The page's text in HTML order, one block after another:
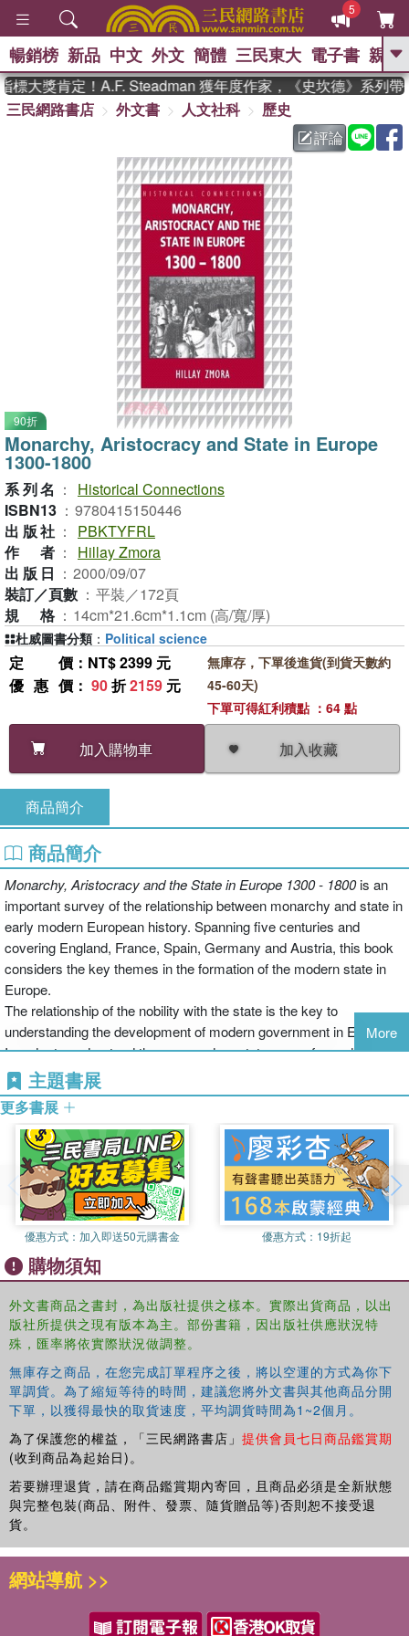
5
GO
熱搜： 東野圭吾 、
父親節 、 如果歷
暑期推薦 、 國際布克
獎 臺灣漫遊錄 、 方念華
登輝時代 、 數學女孩：黎曼猜想
偉大的迷走神經
暢銷榜 新品 中文 外文 簡體 三民東大 電子書 親子
大獎肯定！A.F. Steadman 獲年度作家，《史坎德》系列帶
三民網路書店
外文書 人文社科
歷史
評論
90折
Monarchy, Aristocracy and State in Europe
1300-1800
系列名 ：
Historical Connections
ISBN13 ： 9780415150446
出版社 ：
PBKTYFRL
作者 ：
Hillay Zmora
出版日 ： 2000/09/07
裝訂／頁數 ： 平裝／172頁
規格 ： 14cm*21.6cm*1.1cm (高/寬/厚)
定價 ：NT$ 2399 元
優惠價 ： 90折2159 元
加入購物車 加入收藏
無庫存，下單後進貨(到貨天數約
45-60天)
下單可得紅利積點 ：64 點
杜威圖書分類 ： Political science
商品簡介
商品簡介
Monarchy, Aristocracy and the State in Europe 1300 - 1800is an
important survey of the relationship between monarchy and state in
early modern European history. Spanning five centuries and
covering England, France, Spain, Germany and Austria, this book
considers the key themes in the formation of the modern state in
Europe.
The relationship of the nobility with the state is the key to
understanding the development of modern government in Europe.
In order to understand the way modern states were formed, this
book focusses on the implications of the incessant and costly wars
which European governments waged against each other, which
indeed propelled the modern state into being.
Monarchy, Aristocracy and the State in Europe 1300-1800 takes a
fascinating thematic approach, providing a useful survey of the
position and role of the nobility in the government of states in early
modern Europe.
More
主題書展
更多書展
優惠方式： 加入即送50元購書金 優惠方式： 19折起
購物須知
外文書商品之書封，為出版社提供之樣本。實際出貨商品，以出
版社所提供之現有版本為主。部份書籍，因出版社供應狀況特
殊，匯率將依實際狀況做調整。
無庫存之商品，在您完成訂單程序之後，將以空運的方式為你下
單調貨。為了縮短等待的時間，建議您將外文書與其他商品分開
下單，以獲得最快的取貨速度，平均調貨時間為1~2個月。
為了保護您的權益，「三民網路書店」 提供會員七日商品鑑賞期
(收到商品為起始日)。
若要辦理退貨，請在商品鑑賞期內寄回，且商品必須是全新狀態
與完整包裝(商品、附件、發票、隨貨贈品等)否則恕不接受退
貨。
網站導航 >>